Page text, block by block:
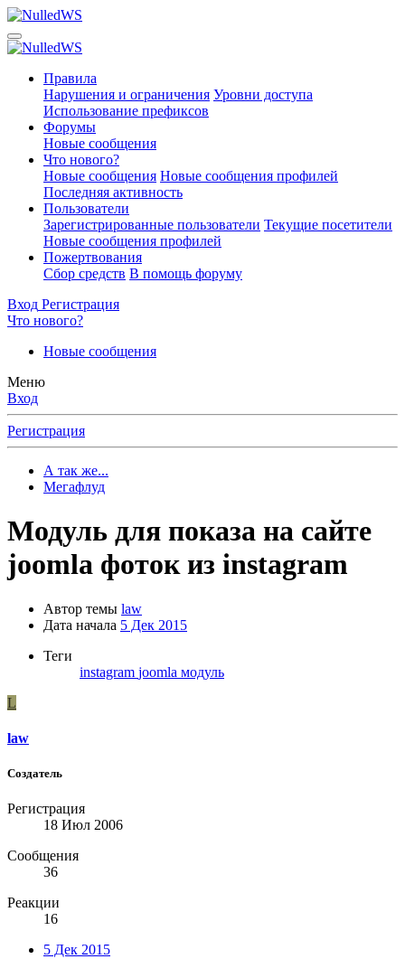
Правила
Нарушения и ограничения Уровни доступа
Использование префиксов
Форумы
Новые сообщения
Что нового?
Новые сообщения Новые сообщения профилей
Последняя активность
Пользователи
Зарегистрированные пользователи Текущие посетители
Новые сообщения профилей
Пожертвования
Сбор средств В помощь форуму
Вход Регистрация
Что нового?
Новые сообщения
Меню
Вход
Регистрация
А так же...
Мегафлуд
Модуль для показа на сайте
joomla фоток из instagram
Автор темы law
Дата начала 5 Дек 2015
Теги
instagram joomla модуль
L
law
Создатель
Регистрация
18 Июл 2006
Сообщения
36
Реакции
16
5 Дек 2015